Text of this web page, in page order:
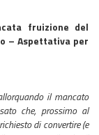
fruizione del
– Aspettativa per
il mancato
che, prossimo al
di convertire (e